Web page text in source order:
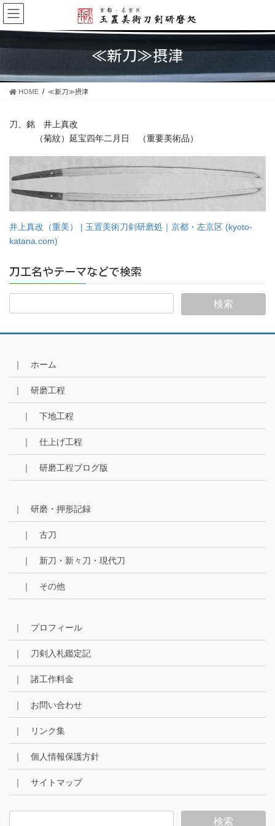
コ
ン
テ
に
移
ナ
ビ
ゲ
ョ
ン
≪新刀≫摂津
HOME ≪新刀≫摂津
刀、銘 井上真改
（菊紋）延宝四年二月日 （重要美術品）
井上真改（重美） | 玉置美術刀剣研磨処｜京都・左京区 (kyoto-
katana.com)
刀工名やテーマなどで検索
｜ ホーム
｜ 研磨工程
｜ 下地工程
｜ 仕上げ工程
｜ 研磨工程ブログ版
｜ 研磨・押形記録
｜ 古刀
｜ 新刀・新々刀・現代刀
｜ その他
｜ プロフィール
｜ 刀剣入札鑑定記
｜ 諸工作料金
｜ お問い合わせ
｜ リンク集
｜ 個人情報保護方針
｜ サイトマップ